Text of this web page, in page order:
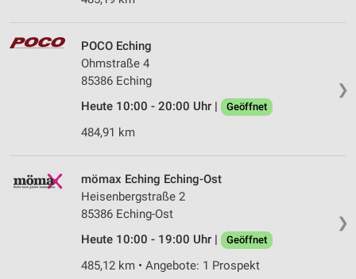
❯
POCO Eching
Ohmstraße 4
85386 Eching
Heute 10:00 - 20:00 Uhr |
Geöffnet
484,91 km
❯
mömax Eching Eching-Ost
Heisenbergstraße 2
85386 Eching-Ost
Heute 10:00 - 19:00 Uhr |
Geöffnet
485,12 km • Angebote: 1 Prospekt